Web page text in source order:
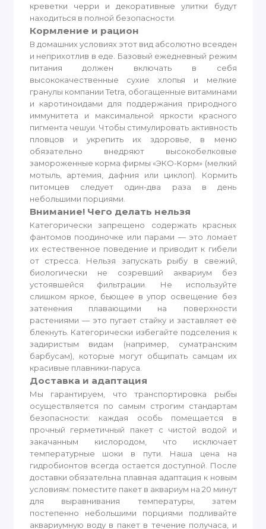
креветки черри и декоративные улитки будут
находиться в полной безопасности.
Кормление и рацион
В домашних условиях этот вид абсолютно всеяден
и неприхотлив в еде. Базовый ежедневный режим
питания должен включать в себя
высококачественные сухие хлопья и мелкие
гранулы компании Tetra, обогащенные витаминами
и каротиноидами для поддержания природного
иммунитета и максимальной яркости красного
пигмента чешуи. Чтобы стимулировать активность
пловцов и укрепить их здоровье, в меню
обязательно внедряют высокобелковые
замороженные корма фирмы «ЭКО-Корм» (мелкий
мотыль, артемия, дафния или циклоп). Кормить
питомцев следует один-два раза в день
небольшими порциями.
Внимание! Чего делать нельзя
Категорически запрещено содержать красных
фантомов поодиночке или парами — это ломает
их естественное поведение и приводит к гибели
от стресса. Нельзя запускать рыбу в свежий,
биологически не созревший аквариум без
устоявшейся фильтрации. Не используйте
слишком яркое, бьющее в упор освещение без
затенения плавающими на поверхности
растениями — это пугает стайку и заставляет её
блекнуть. Категорически избегайте подселения к
задиристым видам (например, суматранским
барбусам), которые могут общипать самцам их
красивые плавники-паруса.
Доставка и адаптация
Мы гарантируем, что транспортировка рыбы
осуществляется по самым строгим стандартам
безопасности: каждая особь помещается в
прочный герметичный пакет с чистой водой и
закачанным кислородом, что исключает
температурные шоки в пути. Наша цена на
гидробионтов всегда остается доступной. После
доставки обязательна плавная адаптация к новым
условиям: поместите пакет в аквариум на 20 минут
для выравнивания температуры, затем
постепенно небольшими порциями подливайте
аквариумную воду в пакет в течение получаса, и